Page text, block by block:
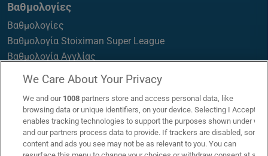
Βαθμολογίες
Βαθμολογίες
Βαθμολογία Stoiximan Super League
Βαθμολογία Αγγλίας
Βαθμολογία Γερμανίας
Βαθμολογία Ιταλίας
Βαθμολογία Γαλλίας
Προγνωστικά
We Care About Your Privacy
We and our 1008 partners store and access personal data, like
browsing data or unique identifiers, on your device. Selecting I Accept
enables tracking technologies to support the purposes shown under we
and our partners process data to provide. If trackers are disabled, some
content and ads you see may not be as relevant to you. You can